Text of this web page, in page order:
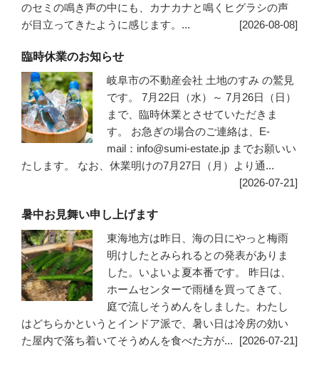
のセミの鳴き声の中にも、カナカナと鳴くヒグラシの声
が目立ってきたように感じます。...
[2026-08-08]
臨時休業のお知らせ
岐阜市の不動産会社 土地のすみ の鷲見
です。 7月22日（水）～ 7月26日（日）
まで、臨時休業とさせていただきま
す。 お急ぎの場合のご連絡は、E-
mail：info@sumi-estate.jp までお願いい
たします。 なお、休業明けの7月27日（月）より通...
[2026-07-21]
暑中お見舞い申し上げます
東海地方は昨日、海の日にやっと梅雨
明けしたとみられるとの発表がありま
した。いよいよ夏本番です。 昨日は、
ホームセンターで雨樋を買ってきて、
庭で流しそうめんをしました。わたし
はどちらかというとインドア派で、暑い日は冷房の効い
た屋内で落ち着いてそうめんを食べた方が...
[2026-07-21]